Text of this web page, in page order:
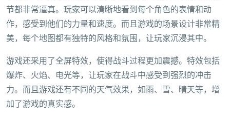
节都非常逼真。玩家可以清晰地看到每个角色的表情和动
作，感受到他们的力量和速度。而且游戏的场景设计非常精
美，每个地图都有独特的风格和氛围，让玩家沉浸其中。
游戏还采用了全屏特效，使得战斗过程更加震撼。特效包括
爆炸、火焰、电光等，让玩家在战斗中感受到强烈的冲击
力。而且游戏还有不同的天气效果，如雨、雪、晴天等，增
加了游戏的真实感。